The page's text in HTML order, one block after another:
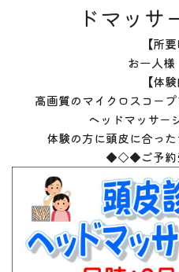
ドマッサ
【所
お一人
【体
高画質のマイクロスコー
ヘッドマッサー
体験の方に頭皮に合った
◆◇◆ご予